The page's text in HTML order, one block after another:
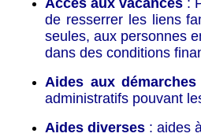
Accès aux vacances :
de resserrer les liens
seules, aux personnes
dans des conditions
Aides aux démarches
administratifs pouvant
Aides diverses : aides